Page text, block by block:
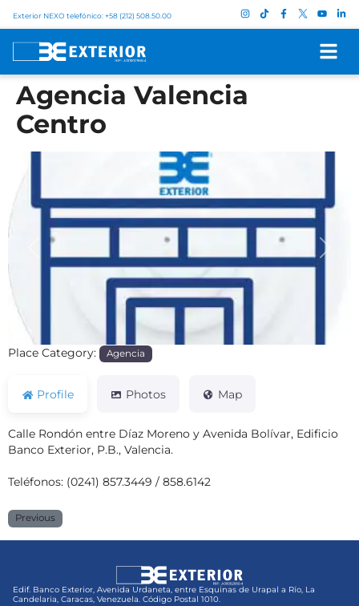
Exterior NEXO telefónico: +58 (212) 508.50.00
Agencia Valencia
Centro
Previous Next
Place Category: Agencia
Profile Photos Map
Calle Rondón entre Díaz Moreno y Avenida Bolívar, Edificio
Banco Exterior, P.B., Valencia.
Teléfonos: (0241) 857.3449 / 858.6142
Previous
Edif. Banco Exterior, Avenida Urdaneta, entre Esquinas de Urapal a Río, La
Candelaria, Caracas, Venezuela. Código Postal 1010.